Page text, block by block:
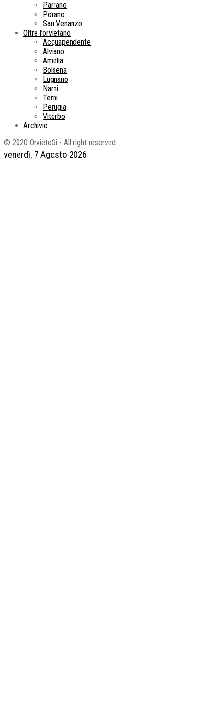
venerdì, 7 Agosto 2026
Parrano
Porano
San Venanzo
Oltre l’orvietano
Acquapendente
Alviano
Amelia
Bolsena
Lugnano
Narni
Terni
Perugia
Viterbo
Archivio
© 2020 OrvietoSi - All right reserved